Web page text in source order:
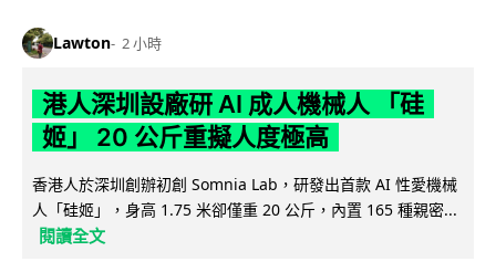
Lawton 2 小時
港人深圳設廠研 AI 成人機械人 「硅
姬」 20 公斤重擬人度極高
香港人於深圳創辦初創 Somnia Lab，研發出首款 AI 性愛機械
人「硅姬」，身高 1.75 米卻僅重 20 公斤，內置 165 種親密...
閱讀全文